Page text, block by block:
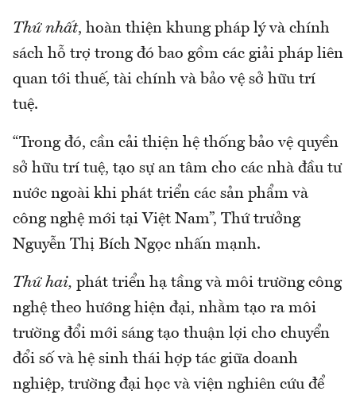
Thứ nhất, hoàn thiện khung pháp lý và chính
sách hỗ trợ trong đó bao gồm các giải pháp liên
quan tới thuế, tài chính và bảo vệ sở hữu trí
tuệ.
“Trong đó, cần cải thiện hệ thống bảo vệ quyền
sở hữu trí tuệ, tạo sự an tâm cho các nhà đầu tư
nước ngoài khi phát triển các sản phẩm và
công nghệ mới tại Việt Nam”, Thứ trưởng
Nguyễn Thị Bích Ngọc nhấn mạnh.
Thứ hai, phát triển hạ tầng và môi trường công
nghệ theo hướng hiện đại, nhằm tạo ra môi
trường đổi mới sáng tạo thuận lợi cho chuyển
đổi số và hệ sinh thái hợp tác giữa doanh
nghiệp, trường đại học và viện nghiên cứu để